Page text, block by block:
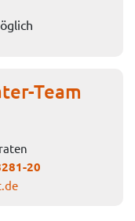
Team
20